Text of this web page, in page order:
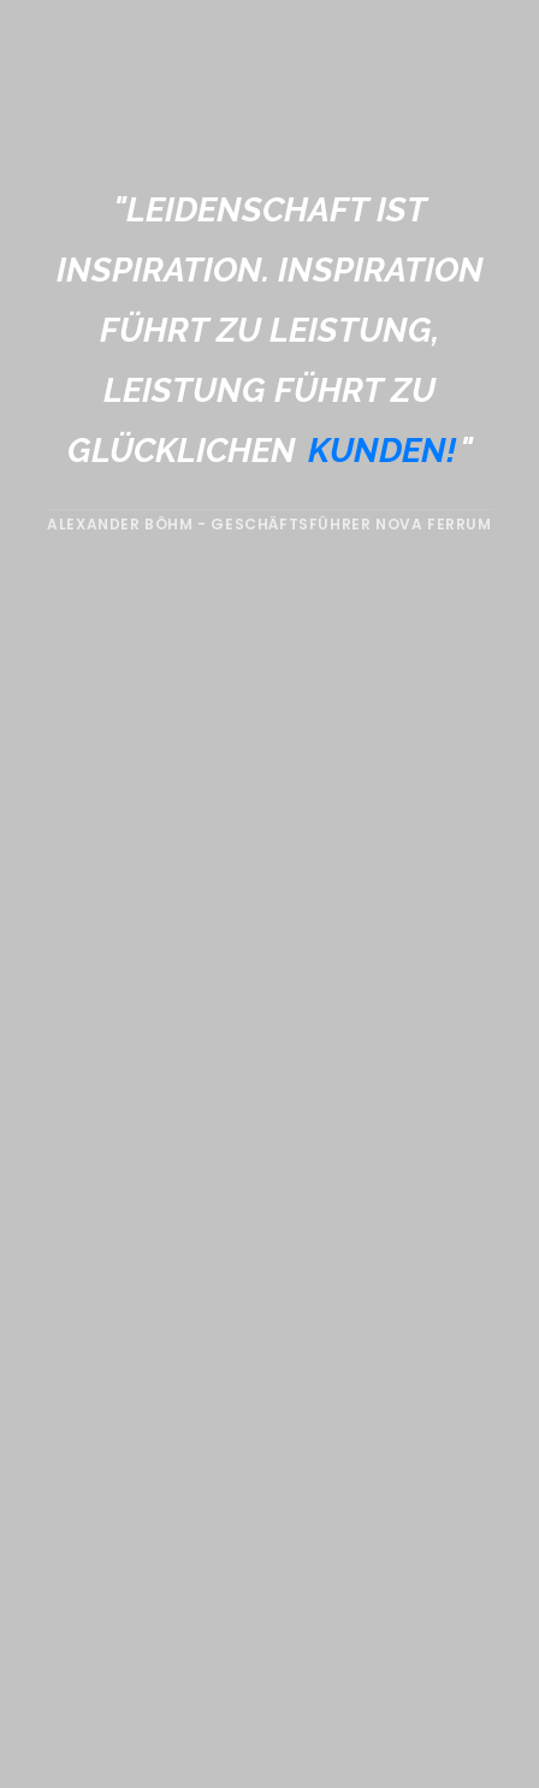
"LEIDENSCHAFT IST
INSPIRATION. INSPIRATION
FÜHRT ZU LEISTUNG,
LEISTUNG FÜHRT ZU
GLÜCKLICHEN KUNDEN!"
ALEXANDER BÖHM - GESCHÄFTSFÜHRER NOVA FERRUM